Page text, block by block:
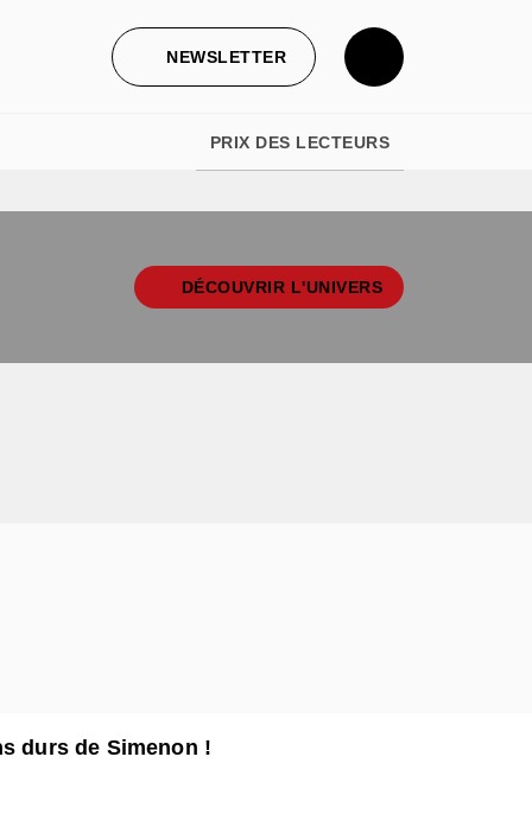
NEWSLETTER
PRIX DES LECTEURS
DÉCOUVRIR L'UNIVERS
durs de Simenon !